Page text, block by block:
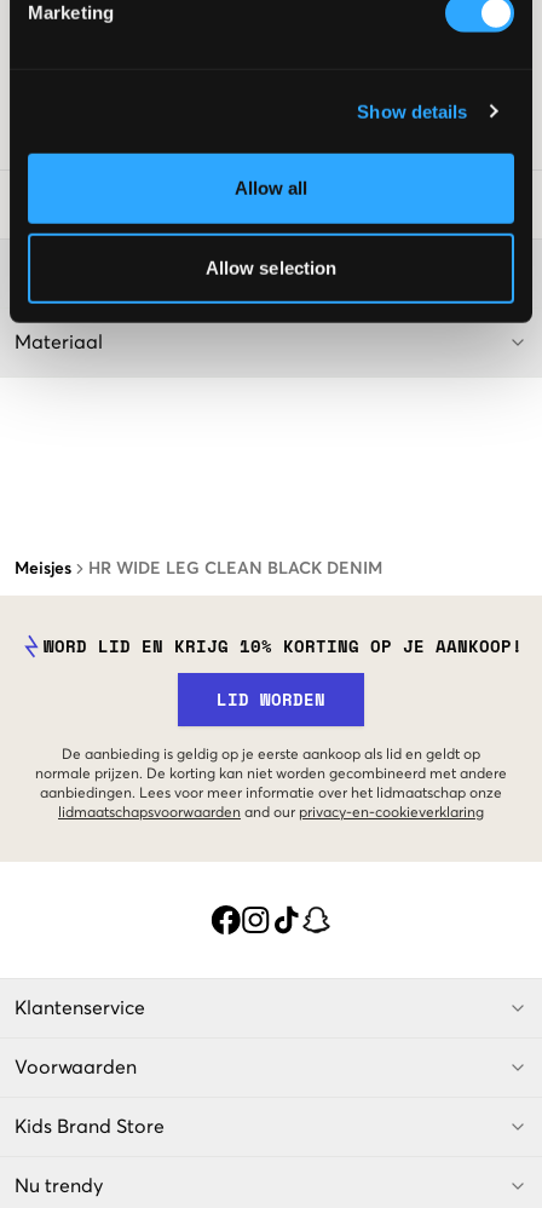
Marketing
Show details
Allow all
Allow selection
Meisjes HR WIDE LEG CLEAN BLACK DENIM
Vijfzakkenmodel
Materiaal
WORD LID EN KRIJG 10% KORTING OP JE AANKOOP!
LID WORDEN
De aanbieding is geldig op je eerste aankoop als lid en geldt op
normale prijzen. De korting kan niet worden gecombineerd met andere
aanbiedingen. Lees voor meer informatie over het lidmaatschap onze
lidmaatschapsvoorwaarden and our privacy-en-cookieverklaring
Klantenservice
Voorwaarden
Kids Brand Store
Nu trendy